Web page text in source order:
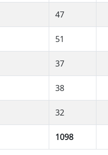
47
51
37
38
32
1098